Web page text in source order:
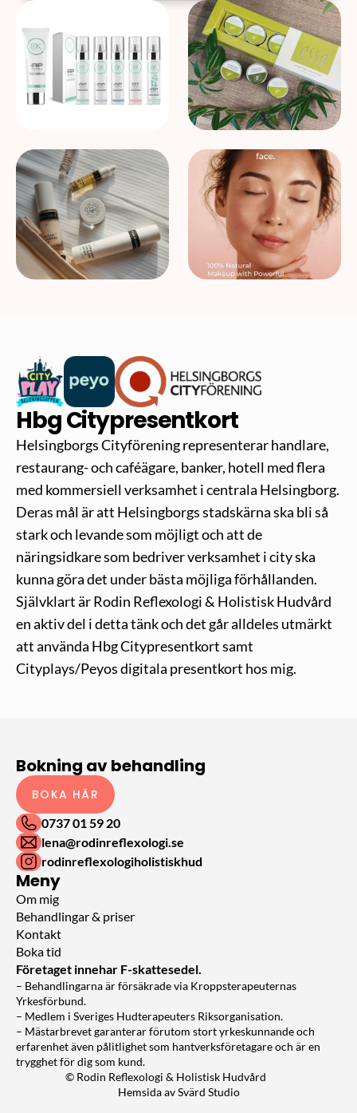
Hbg Citypresentkort
Helsingborgs Cityförening representerar handlare,
restaurang- och caféägare, banker, hotell med flera
med kommersiell verksamhet i centrala Helsingborg.
Deras mål är att Helsingborgs stadskärna ska bli så
stark och levande som möjligt och att de
näringsidkare som bedriver verksamhet i city ska
kunna göra det under bästa möjliga förhållanden.
Självklart är Rodin Reflexologi & Holistisk Hudvård
en aktiv del i detta tänk och det går alldeles utmärkt
att använda Hbg Citypresentkort samt
Cityplays/Peyos digitala presentkort hos mig.
Företaget innehar F-skattesedel.
– Behandlingarna är försäkrade via Kroppsterapeuternas
Yrkesförbund.
– Medlem i Sveriges Hudterapeuters Riksorganisation.
– Mästarbrevet garanterar förutom stort yrkeskunnande och
erfarenhet även pålitlighet som hantverksföretagare och är en
trygghet för dig som kund.
Bokning av behandling
BOKA HÄR
0737 01 59 20
lena@rodinreflexologi.se
rodinreflexologiholistiskhud
Meny
Om mig
Behandlingar & priser
Kontakt
Boka tid
© Rodin Reflexologi & Holistisk Hudvård
Hemsida av Svärd Studio